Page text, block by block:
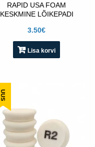
RAPID USA FOAM
KESKMINE LÕIKEPADI
3.50€
Lisa korvi
UUS